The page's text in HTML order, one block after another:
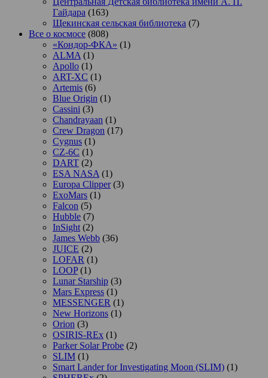
Гайдара (163)
Щекинская сельская библиотека (7)
Все о космосе (808)
«Кондор-ФКА» (1)
ALMA (1)
Apollo (1)
ART-XC (1)
Artemis (6)
Blue Origin (1)
Cassini (3)
Chandrayaan (1)
Crew Dragon (17)
Cygnus (1)
CZ-6C (1)
DART (2)
ESA NASA (1)
Europa Clipper(3)
ExoMars (1)
Falcon (5)
Hubble (7)
InSight (2)
James Webb (36)
JUICE (2)
LOFAR (1)
LOOP(1)
Lunar Starship (3)
Mars Express (1)
MESSENGER (1)
New Horizons (1)
Orion (3)
OSIRIS-REx (1)
Parker Solar Probe (2)
SLIM (1)
Smart Lander for Investigating Moon (SLIM) (1)